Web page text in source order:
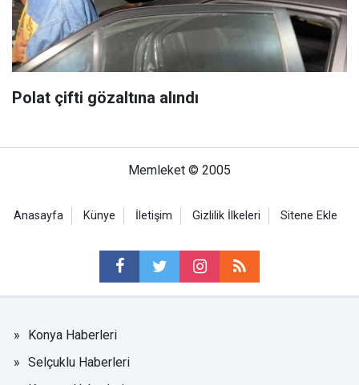
Polat çifti gözaltına alındı
Memleket © 2005
Anasayfa Künye İletişim Gizlilik İlkeleri Sitene Ekle
Konya Haberleri
Selçuklu Haberleri